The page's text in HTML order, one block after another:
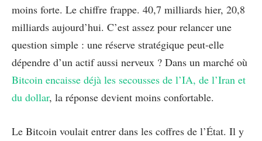
moins forte. Le chiffre frappe. 40,7 milliards hier, 20,8
milliards aujourd’hui. C’est assez pour relancer une
question simple : une réserve stratégique peut-elle
dépendre d’un actif aussi nerveux ? Dans un marché où
Bitcoin encaisse déjà les secousses de l’IA, de l’Iran et
du dollar, la réponse devient moins confortable.
Le Bitcoin voulait entrer dans les coffres de l’État. Il y